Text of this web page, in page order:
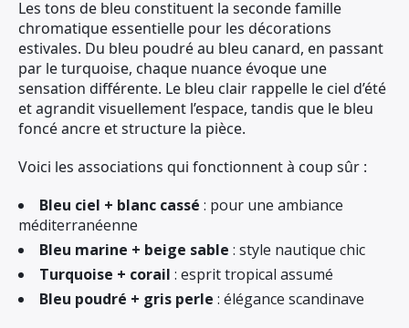
Les tons de bleu constituent la seconde famille
chromatique essentielle pour les décorations
estivales. Du bleu poudré au bleu canard, en passant
par le turquoise, chaque nuance évoque une
sensation différente. Le bleu clair rappelle le ciel d’été
et agrandit visuellement l’espace, tandis que le bleu
foncé ancre et structure la pièce.
Voici les associations qui fonctionnent à coup sûr :
Bleu ciel + blanc cassé : pour une ambiance
méditerranéenne
Bleu marine + beige sable : style nautique chic
Turquoise + corail : esprit tropical assumé
Bleu poudré + gris perle : élégance scandinave